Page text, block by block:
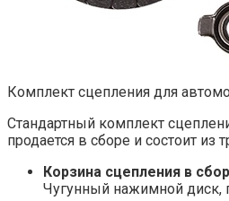
Комплект сцепления для
Стандартный комплект
продается в сборе и состоит из
Корзина сцепления в
Чугунный нажимной диск,